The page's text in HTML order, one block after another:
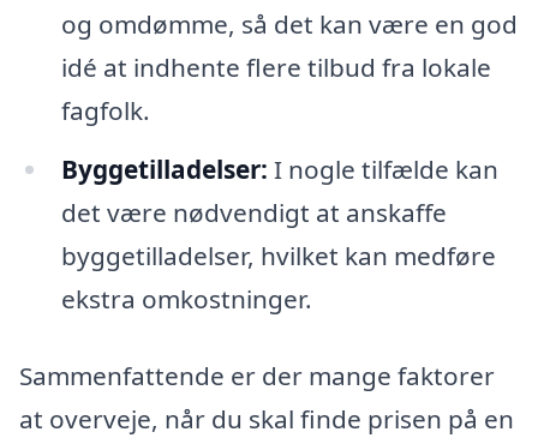
og omdømme, så det kan være en god
idé at indhente flere tilbud fra lokale
fagfolk.
Byggetilladelser: I nogle tilfælde kan
det være nødvendigt at anskaffe
byggetilladelser, hvilket kan medføre
ekstra omkostninger.
Sammenfattende er der mange faktorer
at overveje, når du skal finde prisen på en